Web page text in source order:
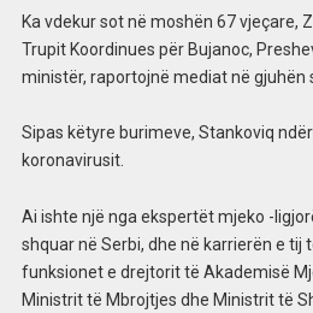
Ka vdekur sot në moshën 67 vjeçare,
Trupit Koordinues për Bujanoc,
ministër, raportojnë mediat në gjuhën
Sipas këtyre burimeve, Stankoviq
koronavirusit.
Ai ishte një nga ekspertët mjeko -
shquar në Serbi, dhe në karrierën e tij
funksionet e drejtorit të Akademisë
Ministrit të Mbrojtjes dhe Ministrit të